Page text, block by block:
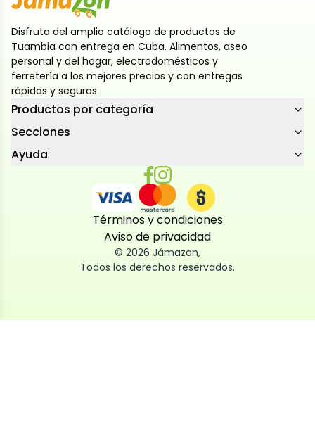
Disfruta del amplio catálogo de productos de
Tuambia con entrega en Cuba. Alimentos, aseo
personal y del hogar, electrodomésticos y
ferretería a los mejores precios y con entregas
rápidas y seguras.
Productos por categoría
Secciones
Ayuda
Términos y condiciones
Aviso de privacidad
© 2026 Jámazon,
Todos los derechos reservados.